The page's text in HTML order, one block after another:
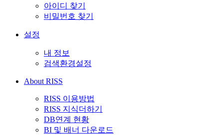
아이디 찾기
비밀번호 찾기
설정
내 정보
검색환경설정
About RISS
RISS 이용방법
RISS 지식더하기
DB연계 현황
BI 및 배너 다운로드